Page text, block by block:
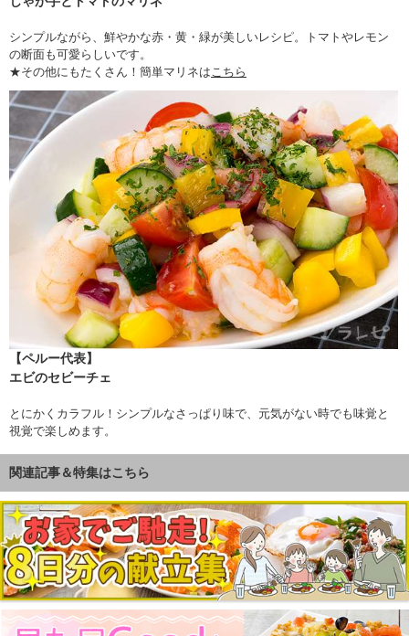
シンプルながら、鮮やかな赤・黄・緑が美しいレシピ。トマトやレモン
の断面も可愛らしいです。
★その他にもたくさん！簡単マリネはこちら
【ペルー代表】
エビのセビーチェ
とにかくカラフル！シンプルなさっぱり味で、元気がない時でも味覚と
視覚で楽しめます。
関連記事＆特集はこちら